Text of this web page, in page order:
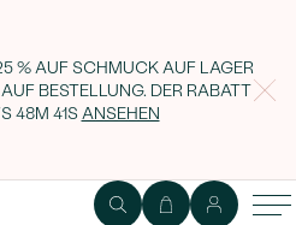
% AUF SCHMUCK AUF LAGER
BESTELLUNG. DER RABATT
48M 40S ANSEHEN